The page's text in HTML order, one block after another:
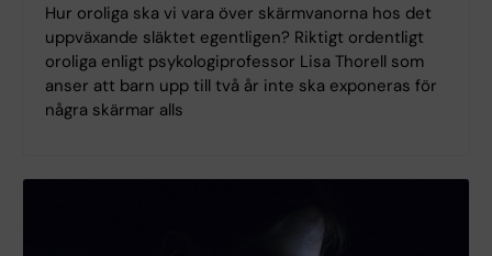
Hur oroliga ska vi vara över skärmvanorna hos det
uppväxande släktet egentligen? Riktigt ordentligt
oroliga enligt psykologiprofessor Lisa Thorell som
anser att barn upp till två år inte ska exponeras för
några skärmar alls